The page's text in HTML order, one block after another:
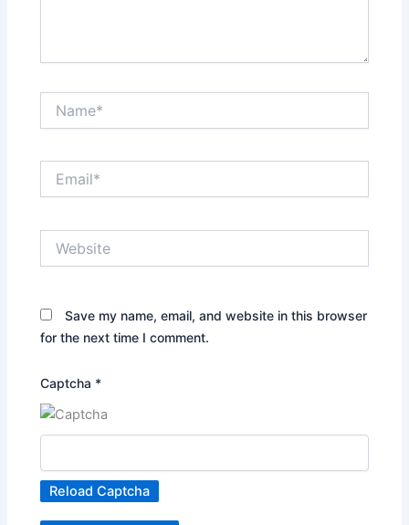
Save my name, email, and website in this browser
for the next time I comment.
Captcha *
Reload Captcha